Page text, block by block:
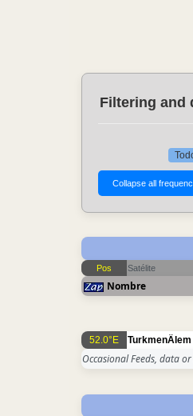
Filtering and
Pos Satélite
Nombre
52.0°E
Occasional Feeds, data